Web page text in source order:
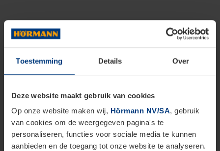
Toestemming Details Over
Deze website maakt gebruik van cookies
Op onze website maken wij, Hörmann NV/SA, gebruik
van cookies om de weergegeven pagina's te
personaliseren, functies voor sociale media te kunnen
aanbieden en de toegang tot onze website te analyseren.